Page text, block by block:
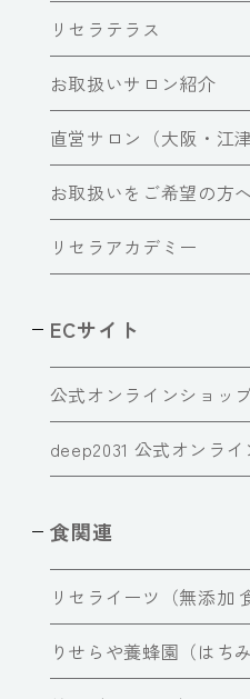
リセラテラス
お取扱いサロン紹介
直営サロン（大阪・江
お取扱いをご希望の方へ
リセラアカデミー
ECサイト
公式オンラインショッ
deep2031 公式オンラ
食関連
リセライーツ（無添加
りせらや養蜂園（はち